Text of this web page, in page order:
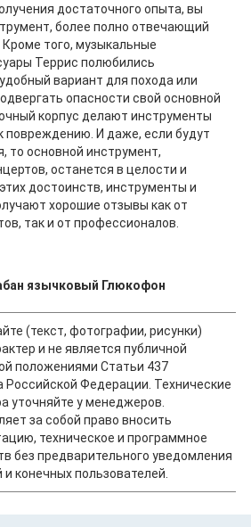
достаточного опыта, вы
более полно отвечающий
того, музыкальные
Террис полюбились
вариант для похода или
опасности свой основной
корпус делают инструменты
повреждению. И даже, если будут
то основной инструмент,
останется в целости и
достоинств, инструменты и
хорошие отзывы как от
так и от профессионалов.
язычковый Глюкофон
(текст, фотографии, рисунки)
и не является публичной
положениями Статьи 437
Российской Федерации. Технические
уточняйте у менеджеров.
за собой право вносить
техническое и программное
без предварительного уведомления
конечных пользователей.